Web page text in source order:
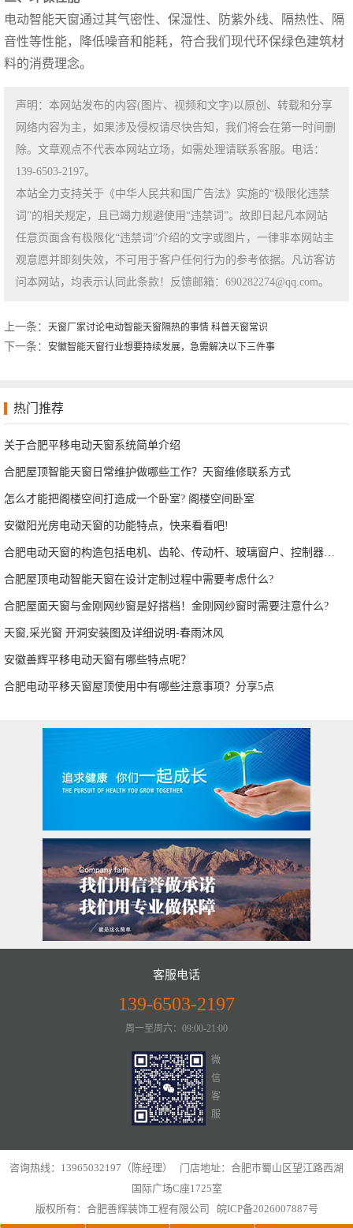
电动智能天窗通过其气密性、保湿性、防紫外线、隔热性、隔
音性等性能，降低噪音和能耗，符合我们现代环保绿色建筑材
料的消费理念。
声明：本网站发布的内容(图片、视频和文字)以原创、转载和分享
网络内容为主，如果涉及侵权请尽快告知，我们将会在第一时间删
除。文章观点不代表本网站立场，如需处理请联系客服。电话：
139-6503-2197。
本站全力支持关于《中华人民共和国广告法》实施的“极限化违禁
词”的相关规定，且已竭力规避使用“违禁词”。故即日起凡本网站
任意页面含有极限化“违禁词”介绍的文字或图片，一律非本网站主
观意愿并即刻失效，不可用于客户任何行为的参考依据。凡访客访
问本网站，均表示认同此条款！反馈邮箱：690282274@qq.com。
上一条： 天窗厂家讨论电动智能天窗隔热的事情 科普天窗常识
下一条： 安徽智能天窗行业想要持续发展，急需解决以下三件事
热门推荐
关于合肥平移电动天窗系统简单介绍
合肥屋顶智能天窗日常维护做哪些工作？天窗维修联系方式
怎么才能把阁楼空间打造成一个卧室? 阁楼空间卧室
安徽阳光房电动天窗的功能特点，快来看看吧!
合肥屋顶电动智能天窗在设计定制过程中需要考虑什么?
合肥屋面天窗与金刚网纱窗是好搭档！金刚网纱窗时需要注意什么?
天窗,采光窗 开洞安装图及详细说明-春雨沐风
安徽善辉平移电动天窗有哪些特点呢？
合肥电动平移天窗屋顶使用中有哪些注意事项？分享5点
客服电话
139-6503-2197
周一至周六：09:00-21:00
微
信
客
服
咨询热线：13965032197（陈经理） 门店地址：合肥市蜀山区望江路西湖
国际广场C座1725室
版权所有：合肥善辉装饰工程有限公司 皖ICP备2026007887号